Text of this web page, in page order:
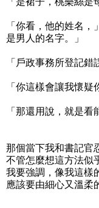
「你看，他的姓名
是男人的名字。」
「戶政事務所登記錯
「你這樣會讓我懷疑
「那還用說，就是看
那個當下我和書記官
不管怎麼想這方法似
我要強調，像我這樣
應該要由細心又溫柔